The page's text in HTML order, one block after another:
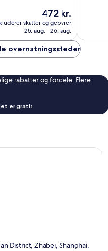
Prisen
472 kr.
472 kr.
skatter og gebyrer
25. aug. - 26. aug.
overnatningssteder
rabatter og fordele. Flere
er gratis
District, Zhabei, Shanghai,